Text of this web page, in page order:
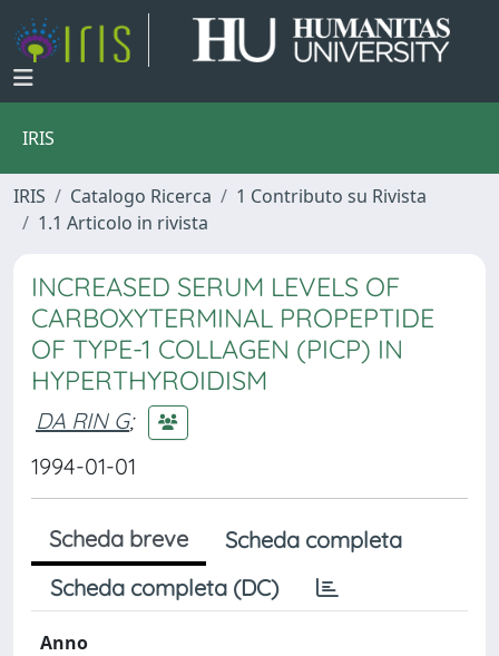
IRIS
IRIS Catalogo Ricerca
1 Contributo su Rivista
1.1 Articolo in rivista
INCREASED SERUM LEVELS OF
CARBOXYTERMINAL PROPEPTIDE
OF TYPE-1 COLLAGEN (PICP) IN
HYPERTHYROIDISM
DA RIN G;
1994-01-01
Scheda breve
Scheda completa
Scheda completa (DC)
Anno